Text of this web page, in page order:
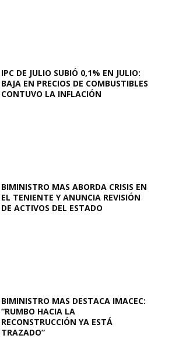
IPC DE JULIO SUBIÓ 0,1% EN JULIO:
BAJA EN PRECIOS DE COMBUSTIBLES
CONTUVO LA INFLACIÓN
BIMINISTRO MAS ABORDA CRISIS EN
EL TENIENTE Y ANUNCIA REVISIÓN
DE ACTIVOS DEL ESTADO
BIMINISTRO MAS DESTACA IMACEC:
“RUMBO HACIA LA
RECONSTRUCCIÓN YA ESTÁ
TRAZADO”